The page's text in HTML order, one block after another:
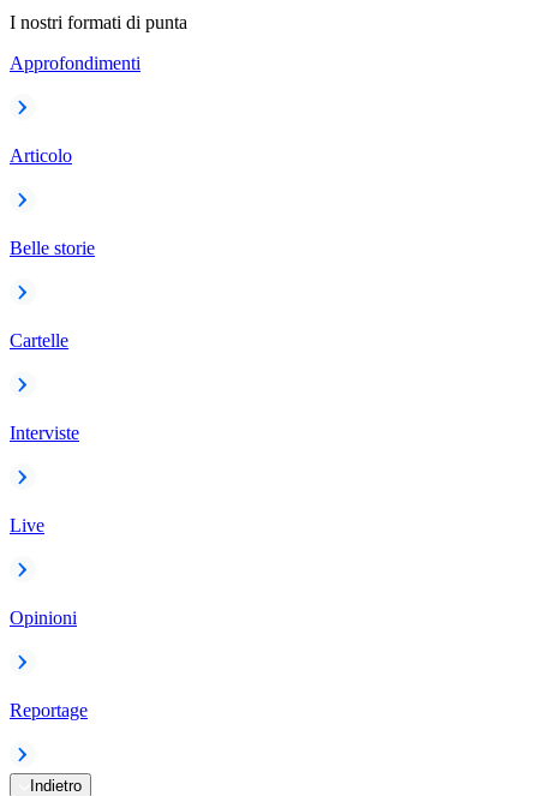
I nostri formati di punta
Approfondimenti
Articolo
Belle storie
Cartelle
Interviste
Live
Opinioni
Reportage
Indietro